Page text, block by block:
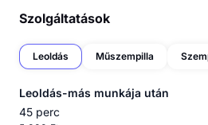
Szolgáltatások
Leoldás Műszempilla
Leoldás-más munkája után
45 perc